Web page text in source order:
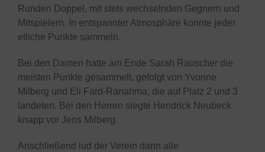
Runden Doppel, mit stets wechselnden Gegnern und
Mitspielern. In entspannter Atmosphäre konnte jeder
etliche Punkte sammeln.
Bei den Damen hatte am Ende Sarah Rauscher die
meisten Punkte gesammelt, gefolgt von Yvonne
Milberg und Eli Fard-Ranahma, die auf Platz 2 und 3
landeten. Bei den Herren siegte Hendrick Neubeck
knapp vor Jens Milberg.
Anschließend lud der Verein dann alle